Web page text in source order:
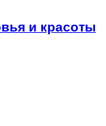
и красоты